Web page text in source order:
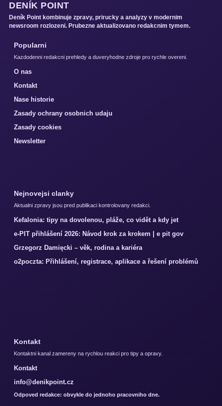
DENÍK POINT
Deník Point kombinuje zpravy, prirucky a analyzy v modernim
newsroom rozlozeni. Prubezne aktualizovano redakcnim tymem.
Popularni
Kazdodenni redakcni prehledy a duveryhodne zdroje pro rychle overeni.
O nas
Kontakt
Nase historie
Zasady ochrany osobnich udaju
Zasady cookies
Newsletter
Nejnovejsi clanky
Aktualni zpravy jsou pred publikaci kontrolovany redakci.
Kefalonia: tipy na dovolenou, pláže, co vidět a kdy jet
e-PIT přihlášení 2026: Návod krok za krokem | e pit gov
Grzegorz Damięcki – věk, rodina a kariéra
o2poczta: Přihlášení, registrace, aplikace a řešení problémů
Kontakt
Kontaktni kanal zamereny na rychlou reakci pro tipy a opravy.
Kontakt
info@denikpoint.cz
Odpoved redakce: obvykle do jednoho pracovniho dne.